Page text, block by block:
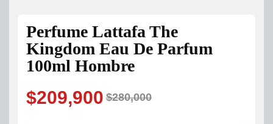
Perfume Lattafa The
Kingdom Eau De Parfum
100ml Hombre
$280,000
Original
$209,900
Current